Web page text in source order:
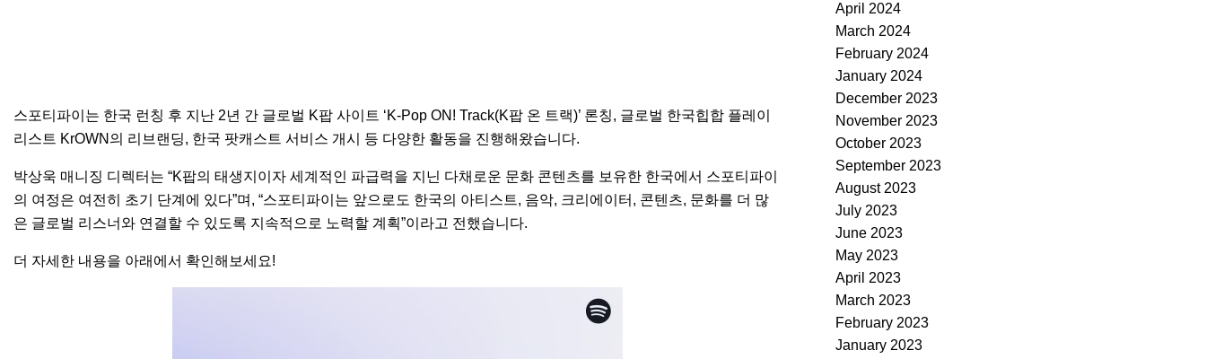
스포티파이는 한국 런칭 후 지난 2년 간 글로벌 K팝 사이트 ‘K-Pop ON! Track(K팝 온 트랙)’ 론칭, 글로벌 한국힙합 플레이
리스트 KrOWN 의 리브랜딩, 한국 팟캐스트 서비스 개시 등 다양한 활동을 진행해왔습니다.
박상욱 매니징 디렉터는 “K팝의 태생지이자 세계적인 파급력을 지닌 다채로운 문화 콘텐츠를 보유한 한국에서 스포티파이
의 여정은 여전히 초기 단계에 있다”며, “스포티파이는 앞으로도 한국의 아티스트, 음악, 크리에이터, 콘텐츠, 문화를 더 많
은 글로벌 리스너와 연결할 수 있도록 지속적으로 노력할 계획”이라고 전했습니다.
더 자세한 내용을 아래에서 확인해보세요!
April 2024
March 2024
February 2024
January 2024
December 2023
November 2023
October 2023
September 2023
August 2023
July 2023
June 2023
May 2023
April 2023
March 2023
February 2023
January 2023